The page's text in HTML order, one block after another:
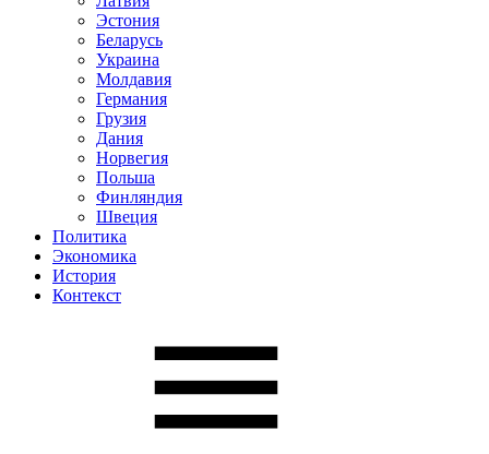
Эстония
Беларусь
Украина
Молдавия
Германия
Грузия
Дания
Норвегия
Польша
Финляндия
Швеция
Политика
Экономика
История
Контекст